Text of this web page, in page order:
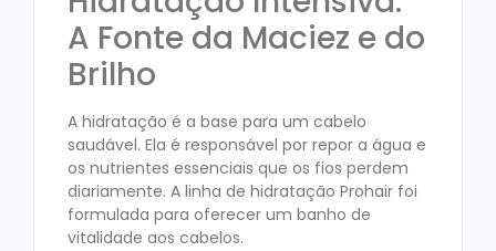
A Fonte da Maciez e do
Brilho
A hidratação é a base para um cabelo
saudável. Ela é responsável por repor a água e
os nutrientes essenciais que os fios perdem
diariamente. A linha de hidratação Prohair foi
formulada para oferecer um banho de
vitalidade aos cabelos.